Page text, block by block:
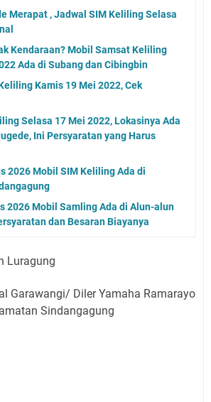
Merapat , Jadwal SIM Keliling Selasa
Kendaraan? Mobil Samsat Keliling
Ada di Subang dan Cibingbin
Kamis 19 Mei 2022, Cek
Selasa 17 Mei 2022, Lokasinya Ada
Ini Persyaratan yang Harus
2026 Mobil SIM Keliling Ada di
2026 Mobil Samling Ada di Alun-alun
dan Besaran Biayanya
Luragung
Garawangi/ Diler Yamaha Ramarayo
Sindangagung